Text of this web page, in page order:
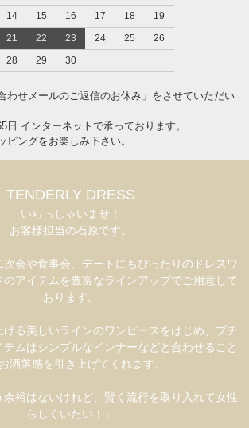
14 15 16 17 18
19
21 22 23 24 25
26
28 29 30
わせメールのご返信のお休み」をさせていただい
日 インターネットで承っております。
ピングをお楽しみ下さい。
TENDERLY DRESS
いらっしゃいませ！
お客様担当の石原です。
会や食事会、デートにもぴったりのドレスワ
のアイテムを豊富なラインアップでご用意して
おります。
る美しいラインのワンピースをはじめ、プチ
ムはシンプルなインナーなどと合わせること
洒落感を引き上げてくれます。
余裕はないけれど、賢く流行を取り入れて女性
らしくいたい！」